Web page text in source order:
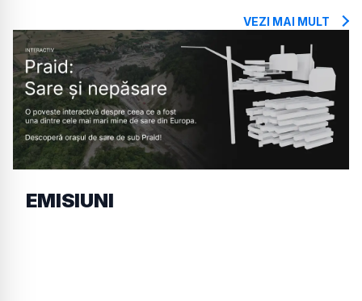
VEZI MAI MULT
EMISIUNI